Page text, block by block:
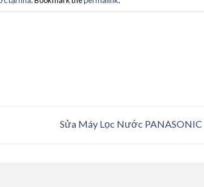
Sửa Máy Lọc Nước PANASONIC